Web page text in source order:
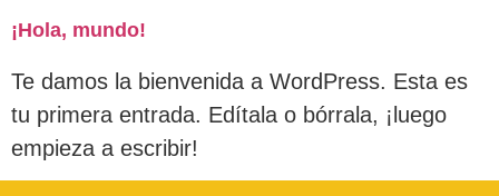
¡Hola, mundo!
Te damos la bienvenida a WordPress. Esta es
tu primera entrada. Edítala o bórrala, ¡luego
empieza a escribir!